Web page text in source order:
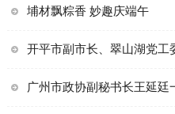
埔材飘粽香 妙趣庆端午
广州市政协副秘书长王延廷